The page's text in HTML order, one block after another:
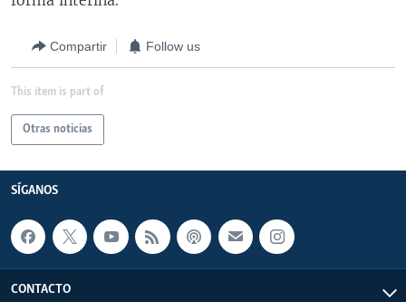
Compartir Follow us
This item is part of
Otras noticias
SÍGANOS
CONTACTO